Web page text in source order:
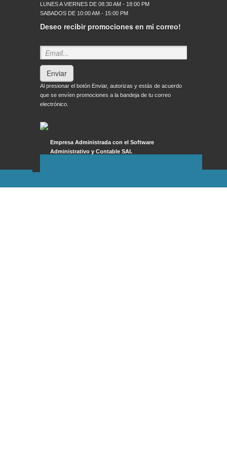
LUNES A VIERNES DE 08:30 AM - 18:00 PM
SABADOS DE 10:00 AM - 15:00 PM
Deseo recibir promociones en mi correo!
Enviar
Al presionar el botón Enviar, autorizas y estás de acuerdo
que se envíen promociones a la bandeja de tu correo
electrónico.
Empresa Administrada con el Software
Administrativo y Contable SAI.